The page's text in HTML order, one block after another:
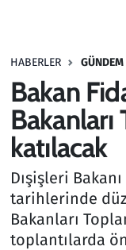
HABERLER GÜNDEM
Bakan
Bakanları
katılacak
Dışişleri
tarihlerinde
Bakanları
toplantılarda
Haber
Kültür Sanat
Kurumsal
Lezzet Durağı
Memur ve